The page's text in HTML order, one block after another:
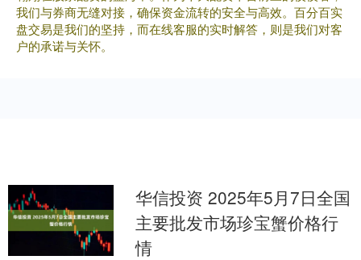
我们与券商无缝对接，确保资金流转的安全与高效。百分百实
盘交易是我们的坚持，而在线客服的实时解答，则是我们对客
户的承诺与关怀。
华信投资 2025年5月7日全国
主要批发市场珍宝蟹价格行
情